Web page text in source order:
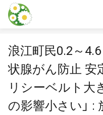
本文に飛ぶ
浪江町民0.2～
状腺がん防止 安
リシーベルト大
の影響小さい」 :